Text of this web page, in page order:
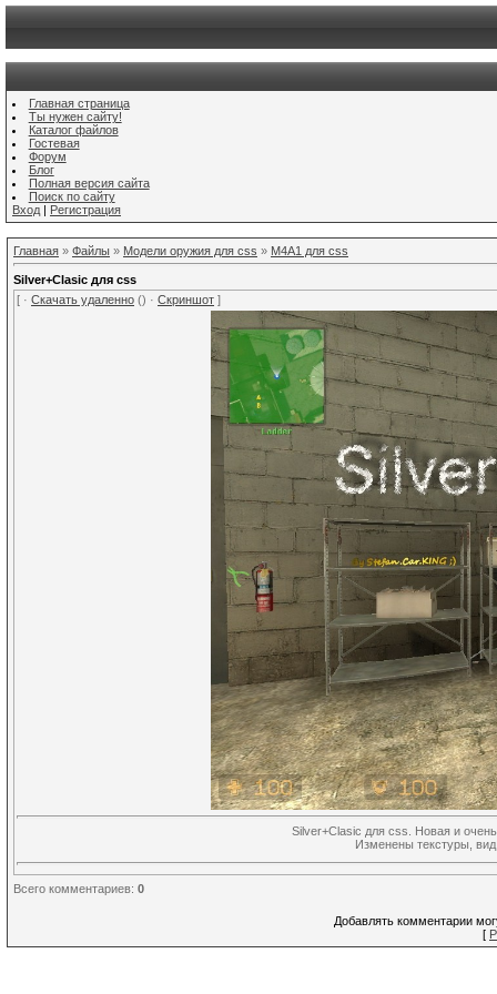
Главная страница
Ты нужен сайту!
Каталог файлов
Гостевая
Форум
Блог
Полная версия сайта
Поиск по сайту
Вход | Регистрация
Главная » Файлы » Модели оружия для css » M4A1 для css
Silver+Clasic для css
[ · Скачать удаленно () · Скриншот ]
Silver+Clasic для css. Новая и
Изменены текстуры,
Всего комментариев: 0
Добавлять комментарии
[